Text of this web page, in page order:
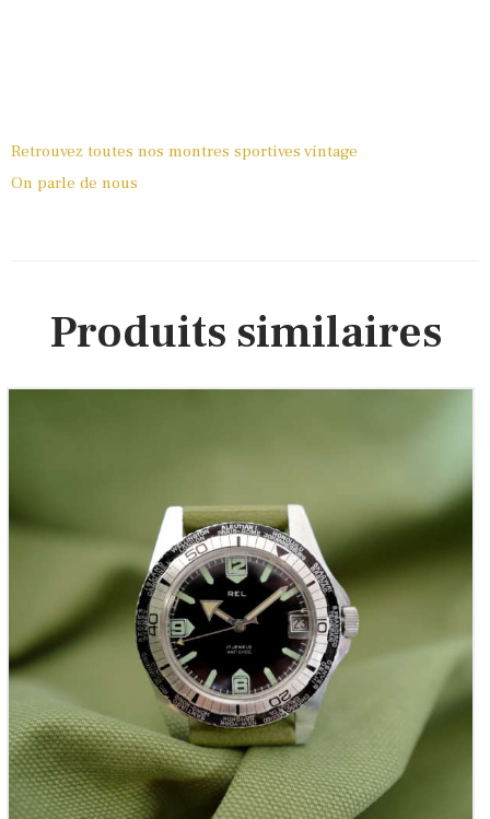
Retrouvez toutes nos montres sportives vintage
On parle de nous
Produits similaires